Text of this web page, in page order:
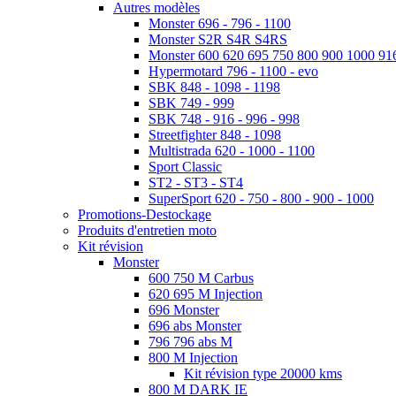
Autres modèles
Monster 696 - 796 - 1100
Monster S2R S4R S4RS
Monster 600 620 695 750 800 900 1000
Hypermotard 796 - 1100 - evo
SBK 848 - 1098 - 1198
SBK 749 - 999
SBK 748 - 916 - 996 - 998
Streetfighter 848 - 1098
Multistrada 620 - 1000 - 1100
Sport Classic
ST2 - ST3 - ST4
SuperSport 620 - 750 - 800 - 900 - 1000
Promotions-Destockage
Produits d'entretien moto
Kit révision
Monster
600 750 M Carbus
620 695 M Injection
696 Monster
696 abs Monster
796 796 abs M
800 M Injection
Kit révision type 20000 kms
800 M DARK IE